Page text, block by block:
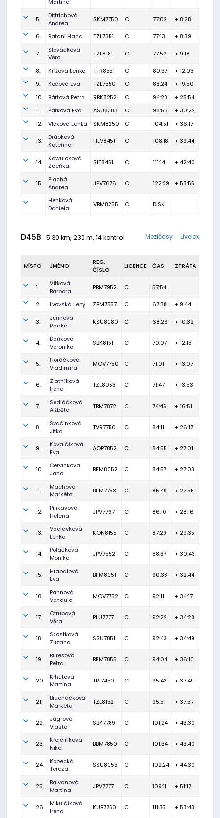
Martina
5.
Dittrichová
Andrea
SKM7750 C 77:02 + 8:28
6. Batani Hana TZL7351 C 77:13 + 8:39
7.
Slováčková
Věra
TZL8181 C 77:52 + 9:18
8. Křížová Lenka TTR8551 C 80:37
+ 12:03
9.
Kočová Eva TZL7550 C 88:24
+ 19:50
10.
Bártová Petra RBK8252 C 94:28
+ 25:54
11.
Pátková Eva ASU8383 C 98:56
+ 30:22
12.
Vlčková Lenka SKM8250 C 104:51 + 36:17
13.
Drábková
Kateřina
HLV8451 C 108:18 + 39:44
14.
Kawuloková
Zdeňka
SIT8451 C 111:14 + 42:40
15.
Plachá
Andrea
JPV7676 C 122:29 + 53:55
Henková
Daniela
VBM8255 C DISK
D45B 5.30 km, 230 m, 14 kontrol Livelox
Mezičasy
MÍSTO JMÉNO
REG.
ČÍSLO
LICENCE ČAS ZTRÁTA
1.
Vítková
Barbora
PBM7952 C 57:54
2. Lvovská Leny ZBM7557 C 67:38 + 9:44
3.
Juřinová
Radka
KSU8080 C 68:26 + 10:32
4.
Daňková
Veronika
SBK8151 C 70:07 + 12:13
5.
Horáčková
Vladimíra
MOV7750 C 71:01 + 13:07
6.
Zlatníková
Irena
TZL8053 C 71:47 + 13:53
7.
Sedláčková
Alžběta
TBM7872 C 74:45 + 16:51
8.
Svačinková
Jitka
TVR7750 C 84:11 + 26:17
9.
Kovalčíková
Eva
AOP7852 C 84:55 + 27:01
10.
Červinková
Jana
BFM8052 C 84:57 + 27:03
11.
Máchová
Markéta
BFM7753 C 85:49 + 27:55
12.
Pinkavová
Helena
JPV7767 C 86:10 + 28:16
13.
Václavková
Lenka
KON8155 C 87:29 + 29:35
14.
Poláčková
Monika
JPV7552 C 88:37 + 30:43
15.
Hrabalová
Eva
BFM8051 C 90:38 + 32:44
16.
Pannová
Vendula
MOV7752 C 92:11 + 34:17
17.
Otrubová
Věra
PLU7777 C 92:22 + 34:28
18.
Szostková
Zuzana
SSU7851 C 92:43 + 34:49
19.
Burešová
Petra
BFM7855 C 94:04 + 36:10
20.
Krhutová
Martina
TRI7450 C 95:43 + 37:49
21.
Brucháčková
Markéta
TZL8152 C 95:51 + 37:57
22.
Jágrová
Vlasta
SBK7789 C 101:24 + 43:30
23.
Krejčiříková
Nikol
BBM7850 C 101:34 + 43:40
24.
Kopecká
Tereza
SSU8055 C 102:24 + 44:30
25.
Balvanová
Martina
JPV7777 C 109:11 + 51:17
26.
Mikulčíková
Irena
KUB7750 C 111:37 + 53:43